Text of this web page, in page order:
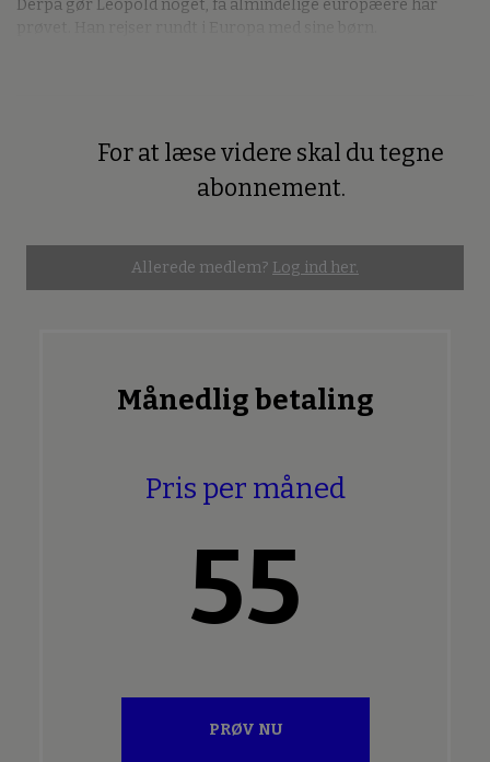
Derpå gør Leopold noget, få almindelige europæere har
For at læse videre skal du tegne
abonnement.
Allerede medlem? Log ind her.
Månedlig betaling
Pris per måned
55
PRØV NU